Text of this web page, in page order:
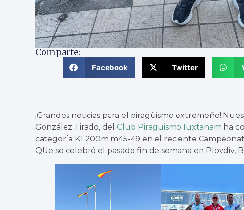
Comparte:
Facebook Twitter
¡Grandes noticias para el piragüismo extremeño!
González Tirado, del Club Piragüismo Iuxtanam ha
categoría K1 200m m45-49 en el reciente
QUe se celebró el pasado fin de semana en Plovdiv,